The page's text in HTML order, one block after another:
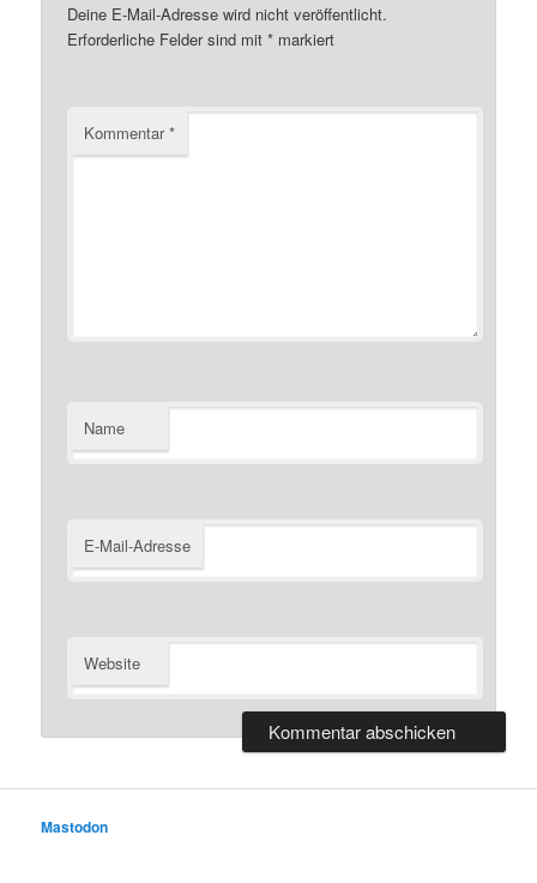
Deine E-Mail-Adresse wird nicht veröffentlicht.
Erforderliche Felder sind mit* markiert
Kommentar*
Name
E-Mail-Adresse
Website
Mastodon